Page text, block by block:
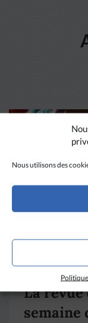
Nous utilisons des
La revue
semaine